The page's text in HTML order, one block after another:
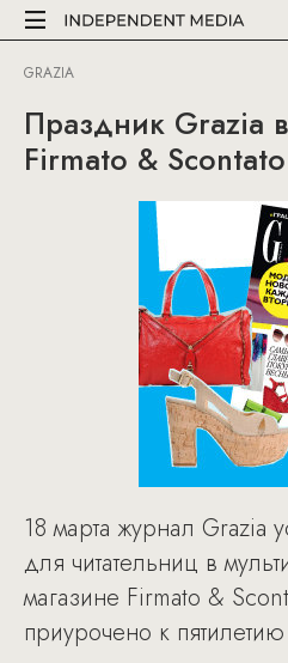
GRAZIA
Праздник Grazia
Firmato & Scontato
18 марта журнал Grazia
для читательниц в
магазине Firmato &
приурочено к